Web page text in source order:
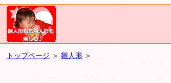
トップページ ＞雛人形 ＞